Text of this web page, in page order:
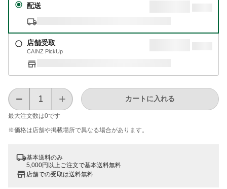
配送
店舗受取
CAINZ PickUp
最大注文数は0です
カートに入れる
※価格は​店舗や​掲載場所で​異なる​場合が​あります。
基本送料のみ
5,000円以上ご注文で基本送料無料
店舗での受取は送料無料